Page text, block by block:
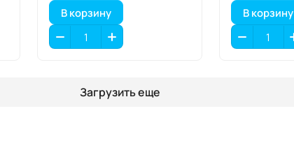
В корзину В корзину
Загрузить еще